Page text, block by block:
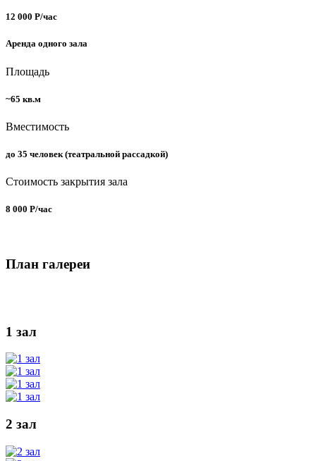
12 000 Р/час
Аренда одного зала
Площадь
~65 кв.м
Вместимость
до 35 человек (театральной рассадкой)
Стоимость закрытия зала
8 000 Р/час
План галереи
1 зал
2 зал